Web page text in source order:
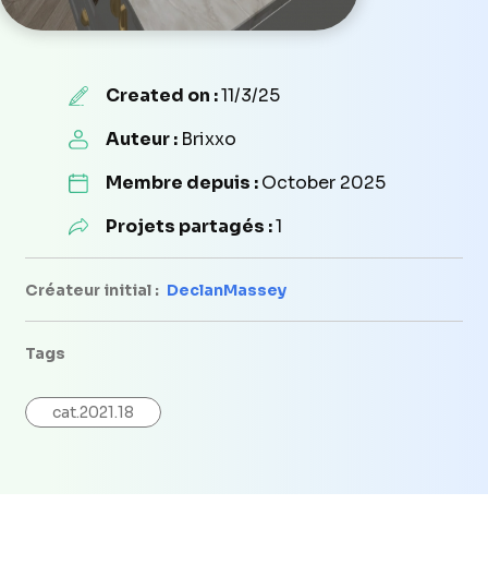
Created on :11/3/25
Auteur : Brixxo
Membre depuis :October 2025
Projets partagés :1
Créateur initial : DeclanMassey
Tags
cat.2021.18